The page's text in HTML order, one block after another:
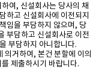
여, 신설회사는 당사의 채
하고 신설회사에 이전되지
임을 부담하지 않으며, 당
부담하고 신설회사로 이전
부담하지 아니합니다.
거하여, 본건 분할에 이의
제출하시기 바랍니다.